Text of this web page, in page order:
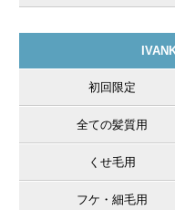
天然ト
髪と頭皮の健康を考え
メントで、傷んで髪か
初回限定
全ての髪質用
くせ毛用
フケ・細毛用